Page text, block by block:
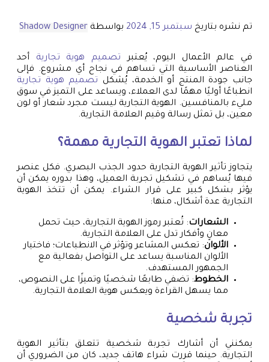
تم نشره بتاريخ سبتمبر 15, 2024 بواسطة Shadow Designer
في عالم الأعمال اليوم، يُعتبر تصميم هوية تجارية أحد
العناصر الأساسية التي تساهم في نجاح أي مشروع. فإلى
جانب جودة المنتج أو الخدمة، يُشكل تصميم هوية تجارية
انطباعًا أوليًا مهمًا لدى العملاء، ويساعد على التميز في سوق
مليء بالمنافسين. الهوية التجارية ليست مجرد شعار أو لون
معين، بل تمثل رسالة وقيم العلامة التجارية.
لماذا تعتبر الهوية التجارية مهمة؟
يتجاوز تأثير الهوية التجارية حدود الجذب البصري. فكل عنصر
فيها يُساهم في تشكيل تجربة العميل، وهذا بدوره يمكن أن
يؤثر بشكل كبير على قرار الشراء. يمكن أن تتخذ الهوية
التجارية عدة أشكال، منها:
الشعارات: تُعتبر رموز الهوية التجارية، حيث تحمل
معانٍ وأفكار تدل على العلامة التجارية.
الألوان: تعكس المشاعر وتؤثر في الانطباعات؛ فاختيار
الألوان المناسبة يساعد على التواصل بفعالية مع
الجمهور المستهدف.
الخطوط: تضفي طابعًا شخصيًا وتميزًا على النصوص،
مما يسهل القراءة ويعكس هوية العلامة التجارية.
تجربة شخصية
يمكنني أن أشارك تجربة شخصية تتعلق بتأثير الهوية
التجارية. حينما قررت شراء هاتف جديد، كان من الضروري أن